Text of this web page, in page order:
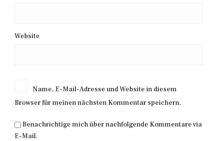
Website
Name, E-Mail-Adresse und Website in diesem
Browser für meinen nächsten Kommentar speichern.
Benachrichtige mich über nachfolgende Kommentare via
E-Mail.